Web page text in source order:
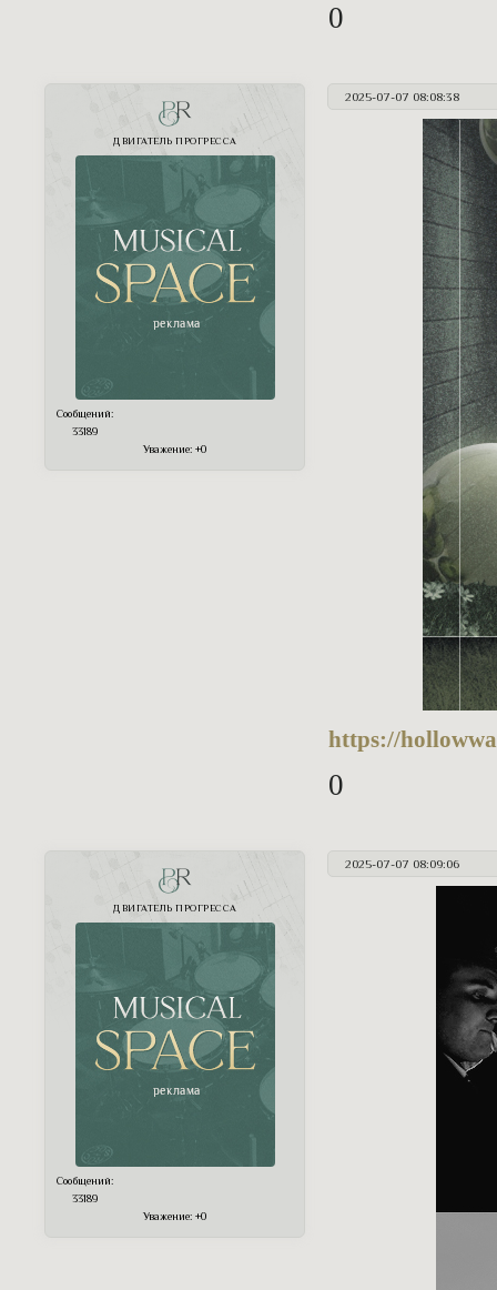
0
2025-07-07 08:08:38
PR
ДВИГАТЕЛЬ ПРОГРЕССА
Сообщений:
33189
Уважение: +0
https://
0
2025-07-07 08:09:06
PR
ДВИГАТЕЛЬ ПРОГРЕССА
Сообщений:
33189
Уважение: +0